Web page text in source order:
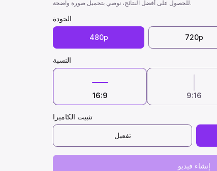
للحصول على أفضل النتائج، نوصي بتحميل صورة واضحة.
الجودة
480p 720p
النسبة
16:9 9:16
تثبيت الكاميرا
تفعيل
إنشاء فيديو